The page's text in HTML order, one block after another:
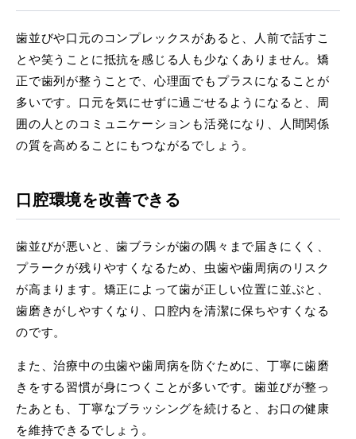
歯並びや口元のコンプレックスがあると、人前で話すこ
とや笑うことに抵抗を感じる人も少なくありません。矯
正で歯列が整うことで、心理面でもプラスになることが
多いです。口元を気にせずに過ごせるようになると、周
囲の人とのコミュニケーションも活発になり、人間関係
の質を高めることにもつながるでしょう。
口腔環境を改善できる
歯並びが悪いと、歯ブラシが歯の隅々まで届きにくく、
プラークが残りやすくなるため、虫歯や歯周病のリスク
が高まります。矯正によって歯が正しい位置に並ぶと、
歯磨きがしやすくなり、口腔内を清潔に保ちやすくなる
のです。
また、治療中の虫歯や歯周病を防ぐために、丁寧に歯磨
きをする習慣が身につくことが多いです。歯並びが整っ
たあとも、丁寧なブラッシングを続けると、お口の健康
を維持できるでしょう。